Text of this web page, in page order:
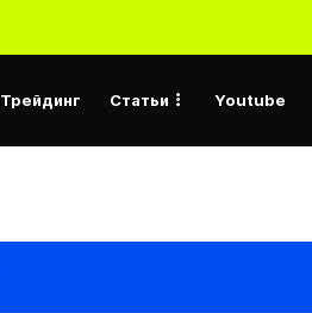
Трейдинг Статьи Youtube